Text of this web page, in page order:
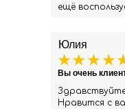
Юлия
Нравится с
Вы очень
ещё